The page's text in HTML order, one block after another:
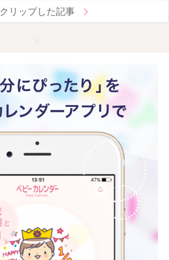
クリップした記事